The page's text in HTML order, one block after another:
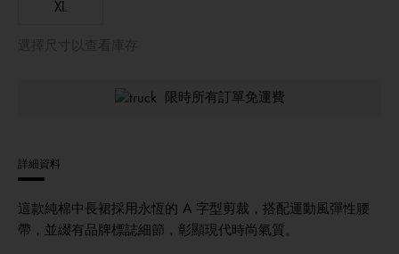
XL
限時所有訂單免運費
詳細資料
這款純棉中長裙採用永恆的 A 字型剪裁，搭配運動風彈性腰
帶，並綴有品牌標誌細節，彰顯現代時尚氣質。